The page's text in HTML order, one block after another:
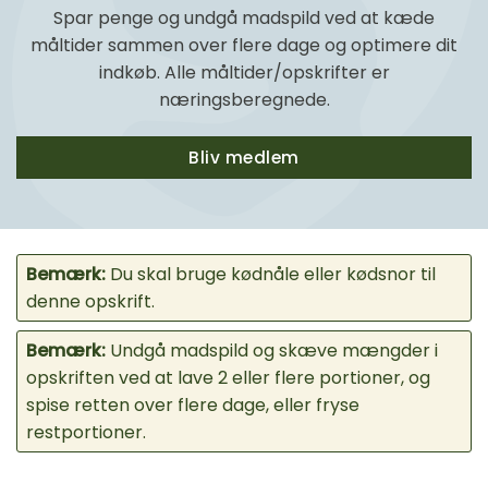
Spar penge og undgå madspild ved at kæde
måltider sammen over flere dage og optimere dit
indkøb. Alle måltider/opskrifter er
næringsberegnede.
Bliv medlem
Bemærk: Du skal bruge kødnåle eller kødsnor til
denne opskrift.
Bemærk: Undgå madspild og skæve mængder i
opskriften ved at lave 2 eller flere portioner, og
spise retten over flere dage, eller fryse
restportioner.